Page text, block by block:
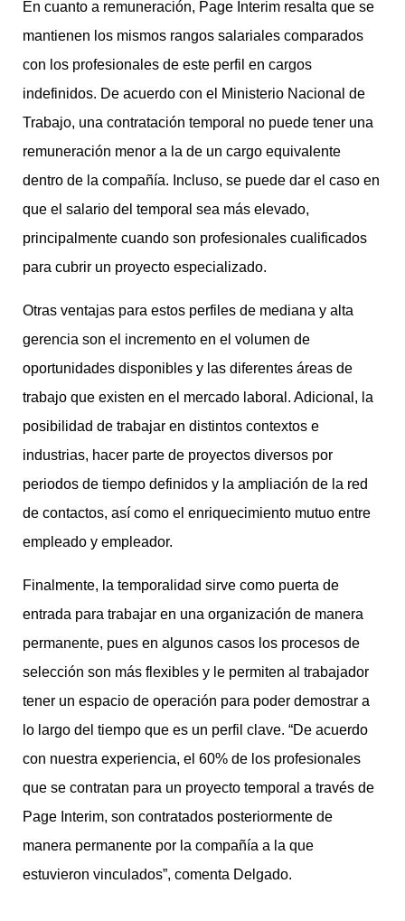
En cuanto a remuneración, Page Interim resalta que se
mantienen los mismos rangos salariales comparados
con los profesionales de este perfil en cargos
indefinidos. De acuerdo con el Ministerio Nacional de
Trabajo, una contratación temporal no puede tener una
remuneración menor a la de un cargo equivalente
dentro de la compañía. Incluso, se puede dar el caso en
que el salario del temporal sea más elevado,
principalmente cuando son profesionales cualificados
para cubrir un proyecto especializado.
Otras ventajas para estos perfiles de mediana y alta
gerencia son el incremento en el volumen de
oportunidades disponibles y las diferentes áreas de
trabajo que existen en el mercado laboral. Adicional, la
posibilidad de trabajar en distintos contextos e
industrias, hacer parte de proyectos diversos por
periodos de tiempo definidos y la ampliación de la red
de contactos, así como el enriquecimiento mutuo entre
empleado y empleador.
Finalmente, la temporalidad sirve como puerta de
entrada para trabajar en una organización de manera
permanente, pues en algunos casos los procesos de
selección son más flexibles y le permiten al trabajador
tener un espacio de operación para poder demostrar a
lo largo del tiempo que es un perfil clave. “De acuerdo
con nuestra experiencia, el 60% de los profesionales
que se contratan para un proyecto temporal a través de
Page Interim, son contratados posteriormente de
manera permanente por la compañía a la que
estuvieron vinculados”, comenta Delgado.